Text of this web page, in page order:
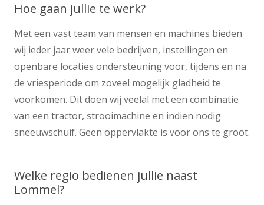
Hoe gaan jullie te werk?
Met een vast team van mensen en machines bieden
wij ieder jaar weer vele bedrijven, instellingen en
openbare locaties ondersteuning voor, tijdens en na
de vriesperiode om zoveel mogelijk gladheid te
voorkomen. Dit doen wij veelal met een combinatie
van een tractor, strooimachine en indien nodig
sneeuwschuif. Geen oppervlakte is voor ons te groot.
Welke regio bedienen jullie naast
Lommel?